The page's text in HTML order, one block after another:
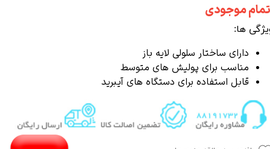
موجودی
ها:
دارای ساختار سلولی لایه باز
مناسب برای پولیش های متوسط
قابل استفاده برای دستگاه های آیبرید